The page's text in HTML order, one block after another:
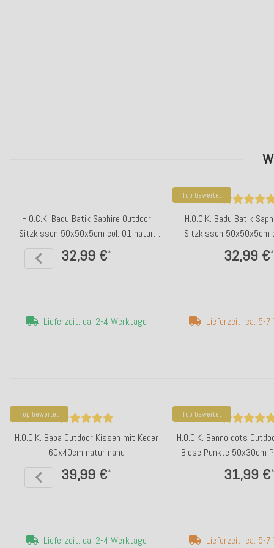
H.O.C.K. Badu Batik Saphire Outdoor
Sitzkissen 50x50x5cm col. 01 natur
beige
32,99 €*
Lieferzeit: ca. 2-4 Werktage
Top bewertet
H.O.C.K. Badu Batik
Sitzkissen 50x50x5cm
32,99 €*
Lieferzeit: ca. 5-7
Top bewertet
H.O.C.K. Baba Outdoor Kissen mit Keder
60x40cm natur nanu
39,99 €*
Lieferzeit: ca. 2-4 Werktage
Top bewertet
H.O.C.K. Banno dots
Biese Punkte 50x30cm
nanu
31,99 €*
Lieferzeit: ca. 5-7